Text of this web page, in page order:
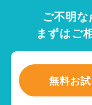
ご不明な
まずはご
無料お